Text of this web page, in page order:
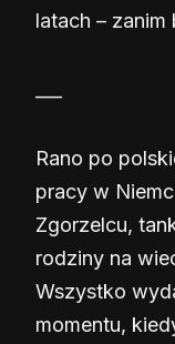
latach –
Rano po
pracy w
Zgorzelcu,
rodziny na
Wszystko
momentu,